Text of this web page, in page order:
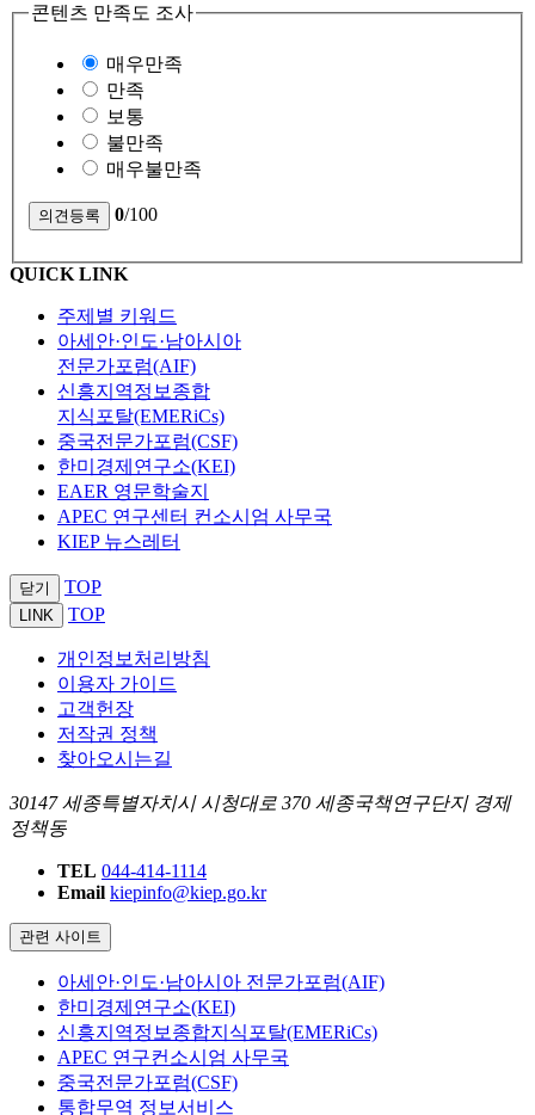
콘텐츠 만족도 조사
매우만족
만족
보통
불만족
매우불만족
0/100
QUICK LINK
주제별 키워드
아세안·인도·남아시아
전문가포럼(AIF)
신흥지역정보종합
지식포탈(EMERiCs)
중국전문가포럼(CSF)
한미경제연구소(KEI)
EAER 영문학술지
APEC 연구센터 컨소시엄 사무국
KIEP 뉴스레터
닫기 TOP
LINK TOP
개인정보처리방침
이용자 가이드
고객헌장
저작권 정책
찾아오시는길
30147 세종특별자치시 시청대로 370 세종국책연구단지 경제
정책동
TEL 044-414-1114
Email kiepinfo@kiep.go.kr
관련 사이트
아세안·인도·남아시아 전문가포럼(AIF)
한미경제연구소(KEI)
신흥지역정보종합지식포탈(EMERiCs)
APEC 연구컨소시엄 사무국
중국전문가포럼(CSF)
통합무역 정보서비스